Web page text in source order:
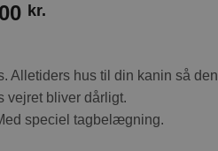
kr.
Alletiders hus til din kanin så den
vejret bliver dårligt.
speciel tagbelægning.